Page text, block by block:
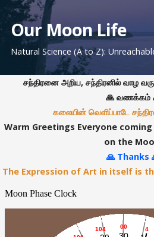
n
n
Our Moon Life
Natural Science (A to Z):
சந்திரனை அறிய, சந்திரனில் வாழ
🙏 வணக்கம்
கலையின் வெளிப்பாடே
Warm Greetings Everyone
on the
🙏 Thanks
The Expression of Art in itself is